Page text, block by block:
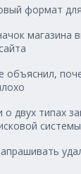
формат
магазина
объяснил,
о двух типах
системы